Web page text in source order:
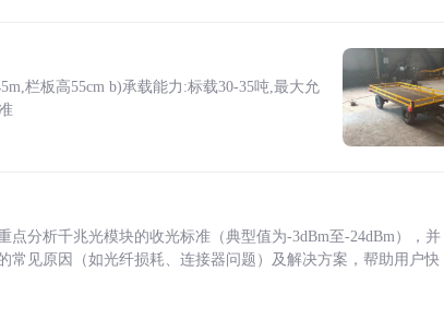
栏板高55cm b)承载能力:标载30-35吨,最大允
分析千兆光模块的收光标准（典型值为-3dBm至-24dBm），并
常见原因（如光纤损耗、连接器问题）及解决方案，帮助用户快